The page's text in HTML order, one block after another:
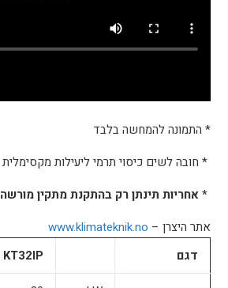
* התמונה להמחשה בלבד
* חובה לשים כיסוי תרמי ליעילות מקסימלית
*אחריות תינתן רק בהתקנת מתקין מורשה
אתר היצרן –
דגם
KT32IP